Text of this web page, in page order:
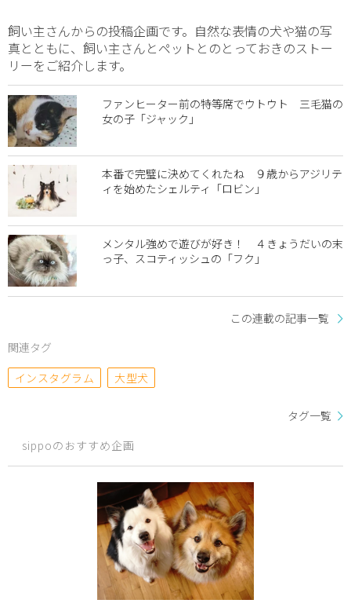
飼い主さんからの投稿企画です。自然な表情の犬や猫の写
真とともに、飼い主さんとペットとのとっておきのストー
リーをご紹介します。
ファンヒーター前の特等席でウトウト 三毛猫の
女の子「ジャック」
本番で完璧に決めてくれたね ９歳からアジリテ
ィを始めたシェルティ「ロビン」
メンタル強めで遊びが好き！ ４きょうだいの末
っ子、スコティッシュの「フク」
この連載の記事一覧
関連タグ
インスタグラム
大型犬
タグ一覧
sippoのおすすめ企画